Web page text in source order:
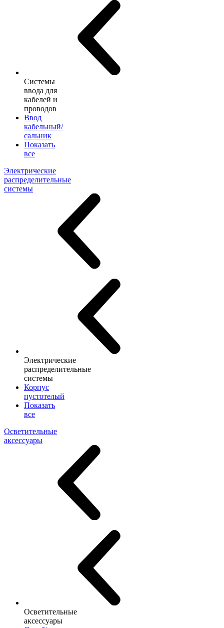
Системы
ввода для
кабелей и
проводов
Ввод
кабельный/
сальник
Показать
все
Электрические
распределительные
системы
Электрические
распределительные
системы
Корпус
пустотелый
Показать
все
Осветительные
аксессуары
Осветительные
аксессуары